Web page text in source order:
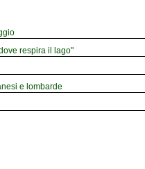
respira il lago"
e lombarde